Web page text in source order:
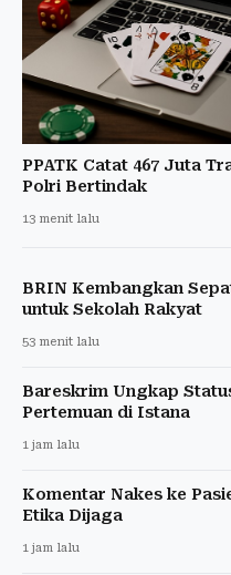
PPATK Catat 467 Juta
Polri Bertindak
13 menit lalu
BRIN Kembangkan
untuk Sekolah Rakyat
53 menit lalu
Bareskrim Ungkap
Pertemuan di Istana
1 jam lalu
Komentar Nakes ke
Etika Dijaga
1 jam lalu